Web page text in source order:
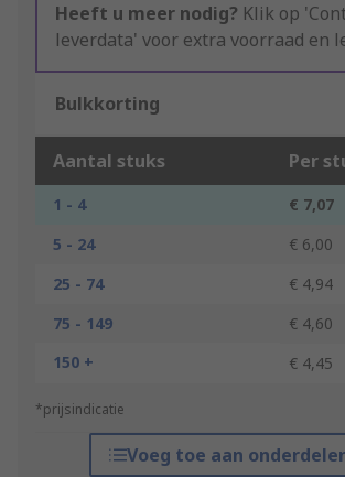
Heeft u meer nodig? Klik op
leverdata' voor extra voorraad en
Bulkkorting
Aantal stuks Per
1 - 4
€ 7,07
5 - 24
€ 6,00
25 - 74
€ 4,94
75 - 149
€ 4,60
150 +
€ 4,45
*prijsindicatie
Voeg toe aan